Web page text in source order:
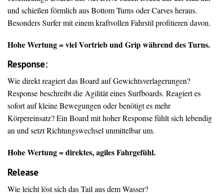
und schießen förmlich aus Bottom Turns oder Carves heraus.
Besonders Surfer mit einem kraftvollen Fahrstil profitieren davon.
Hohe Wertung = viel Vortrieb und Grip während des Turns.
Response:
Wie direkt reagiert das Board auf Gewichtsverlagerungen?
Response beschreibt die Agilität eines Surfboards. Reagiert es
sofort auf kleine Bewegungen oder benötigt es mehr
Körpereinsatz? Ein Board mit hoher Response fühlt sich lebendig
an und setzt Richtungswechsel unmittelbar um.
Hohe Wertung = direktes, agiles Fahrgefühl.
Release
Wie leicht löst sich das Tail aus dem Wasser?